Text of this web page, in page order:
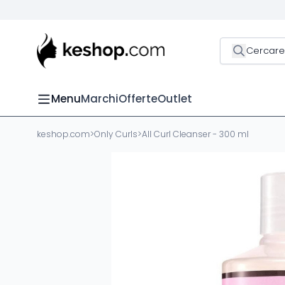
Cercare
MenuMarchiOfferteOutlet
keshop.com>Only Curls>All Curl Cleanser - 300 ml